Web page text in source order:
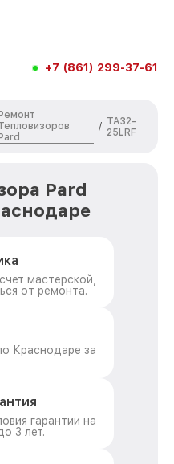
+7 (861) 299-37-61
Ремонт
Pard
/ TA32-
25LRF
Pard
мастерской,
от ремонта.
Краснодаре за
гарантии на
3 лет.